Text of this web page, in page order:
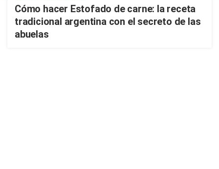
Cómo hacer Estofado de carne: la receta
tradicional argentina con el secreto de las
abuelas